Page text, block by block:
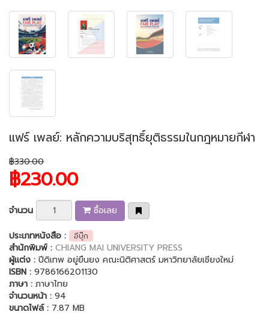
แฟร์ เพลย์: หลักความบริสุทธิ์ยุติธรรมในกฎหมายกีฬา
฿330.00
฿230.00
จำนวน
ซื้อเลย
ประเภทหนังสือ :
อีบุ๊ก
สำนักพิมพ์ : CHIANG MAI UNIVERSITY PRESS
ผู้แต่ง : ปีดิเทพ อยู่ยืนยง คณะนิติศาสตร์ มหาวิทยาลัยเชียงใหม่
ISBN : 9786166201130
ภาษา : ภาษาไทย
จำนวนหน้า : 94
ขนาดไฟล์ : 7.87 MB